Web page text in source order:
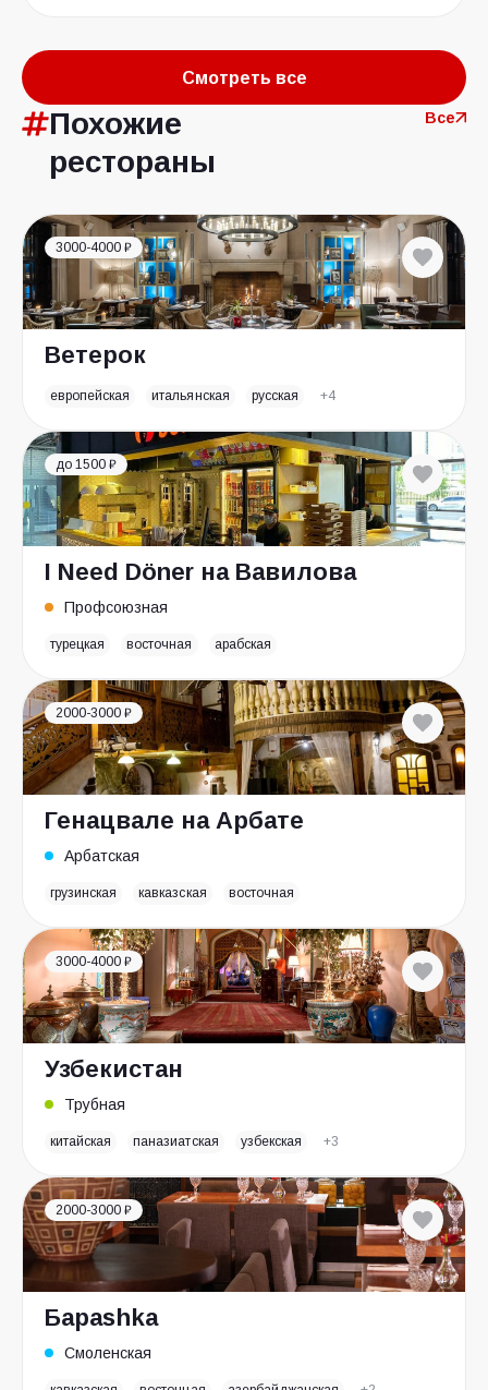
Смотреть все
Похожие
рестораны
Все
3000-4000 ₽
Ветерок
европейская итальянская русская +4
до 1500 ₽
I Need Döner на Вавилова
Профсоюзная
турецкая восточная арабская
2000-3000 ₽
Генацвале на Арбате
Арбатская
грузинская кавказская восточная
3000-4000 ₽
Узбекистан
Трубная
китайская паназиатская узбекская +3
2000-3000 ₽
Бараshka
Смоленская